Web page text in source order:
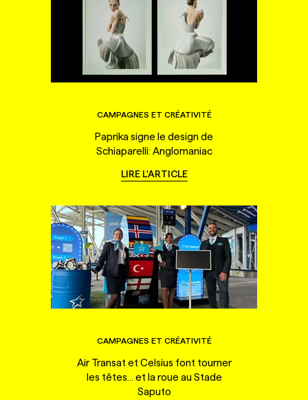
CAMPAGNES ET CRÉATIVITÉ
Paprika signe le design de
Schiaparelli: Anglomaniac
LIRE L'ARTICLE
CAMPAGNES ET CRÉATIVITÉ
Air Transat et Celsius font tourner
les têtes... et la roue au Stade
Saputo